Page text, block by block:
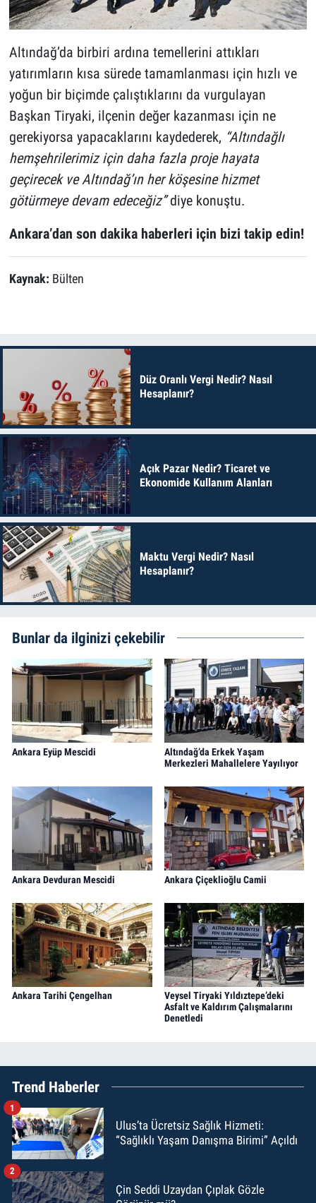
Altındağ’da birbiri ardına temellerini attıkları
yatırımların kısa sürede tamamlanması için hızlı ve
yoğun bir biçimde çalıştıklarını da vurgulayan
Başkan Tiryaki, ilçenin değer kazanması için ne
gerekiyorsa yapacaklarını kaydederek, “Altındağlı
hemşehrilerimiz için daha fazla proje hayata
geçirecek ve Altındağ’ın her köşesine hizmet
götürmeye devam edeceğiz”diye konuştu.
Ankara’dan son dakika haberleri için bizi takip edin!
Kaynak: Bülten
Düz Oranlı Vergi Nedir? Nasıl
Hesaplanır?
Açık Pazar Nedir? Ticaret ve
Ekonomide Kullanım Alanları
Maktu Vergi Nedir? Nasıl
Hesaplanır?
Bunlar da ilginizi çekebilir
Ankara Eyüp Mescidi
Altındağ’da Erkek Yaşam
Merkezleri Mahallelere Yayılıyor
Ankara Devduran Mescidi Ankara Çiçeklioğlu Camii
Ankara Tarihi Çengelhan
Veysel Tiryaki Yıldıztepe’deki
Asfalt ve Kaldırım Çalışmalarını
Denetledi
Trend Haberler
Ulus’ta Ücretsiz Sağlık Hizmeti:
“Sağlıklı Yaşam Danışma Birimi” Açıldı
1
Çin Seddi Uzaydan Çıplak Gözle
2